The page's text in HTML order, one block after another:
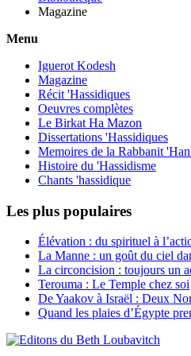
Magazine
Menu
Iguerot Kodesh
Magazine
Récit 'Hassidiques
Oeuvres complètes
Le Birkat Ha Mazon
Dissertations 'Hassidiques
Memoires de la Rabbanit
Histoire du 'Hassidisme
Chants 'hassidique
Les plus populaires
Élévation : du spirituel à
La Manne : un goût du ciel
La circoncision : toujours un
Terouma : Le Temple chez soi
De Yaakov à Israël : Deux
Quand les plaies d’Égypte